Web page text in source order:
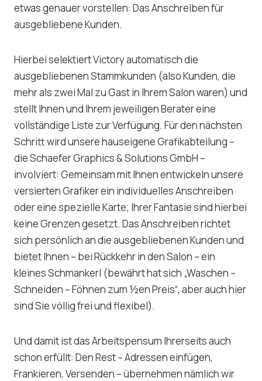
etwas genauer vorstellen: Das Anschreiben für
ausgebliebene Kunden.
Hierbei selektiert Victory automatisch die
ausgebliebenen Stammkunden (also Kunden, die
mehr als zwei Mal zu Gast in Ihrem Salon waren) und
stellt Ihnen und Ihrem jeweiligen Berater eine
vollständige Liste zur Verfügung. Für den nächsten
Schritt wird unsere hauseigene Grafikabteilung –
die Schaefer Graphics & Solutions GmbH –
involviert: Gemeinsam mit Ihnen entwickeln unsere
versierten Grafiker ein individuelles Anschreiben
oder eine spezielle Karte; Ihrer Fantasie sind hierbei
keine Grenzen gesetzt. Das Anschreiben richtet
sich persönlich an die ausgebliebenen Kunden und
bietet Ihnen – bei Rückkehr in den Salon – ein
kleines Schmankerl (bewährt hat sich „Waschen –
Schneiden – Föhnen zum ½en Preis“, aber auch hier
sind Sie völlig frei und flexibel).
Und damit ist das Arbeitspensum Ihrerseits auch
schon erfüllt: Den Rest – Adressen einfügen,
Frankieren, Versenden – übernehmen nämlich wir